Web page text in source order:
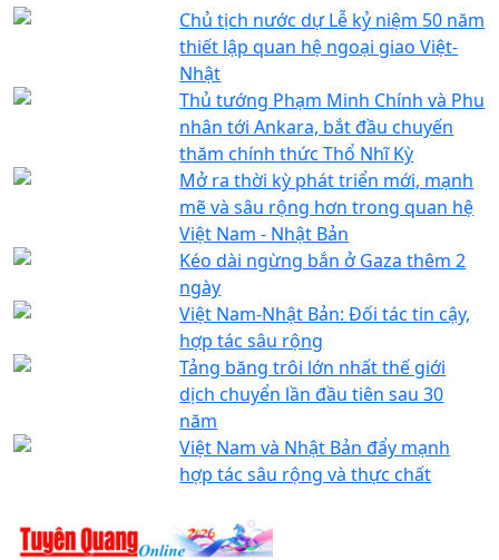
Chủ tịch nước dự Lễ kỷ niệm 50 năm
thiết lập quan hệ ngoại giao Việt-
Nhật
Thủ tướng Phạm Minh Chính và Phu
nhân tới Ankara, bắt đầu chuyến
thăm chính thức Thổ Nhĩ Kỳ
Mở ra thời kỳ phát triển mới, mạnh
mẽ và sâu rộng hơn trong quan hệ
Việt Nam - Nhật Bản
Kéo dài ngừng bắn ở Gaza thêm 2
ngày
Việt Nam-Nhật Bản: Đối tác tin cậy,
hợp tác sâu rộng
Tảng băng trôi lớn nhất thế giới
dịch chuyển lần đầu tiên sau 30
năm
Việt Nam và Nhật Bản đẩy mạnh
hợp tác sâu rộng và thực chất